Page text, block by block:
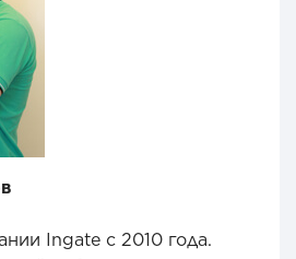
Ingate с 2010 года.